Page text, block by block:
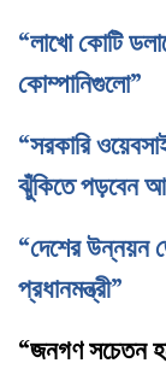
“লাখো কোটি
কোম্পানিগুলো”
“সরকারি
ঝুঁকিতে পড়বেন
“দেশের উন্নয়ন
প্রধানমন্ত্রী”
“জনগণ সচেতন